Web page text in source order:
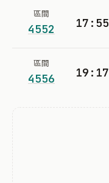
區間
4552 17:55
區間
4556 19:17